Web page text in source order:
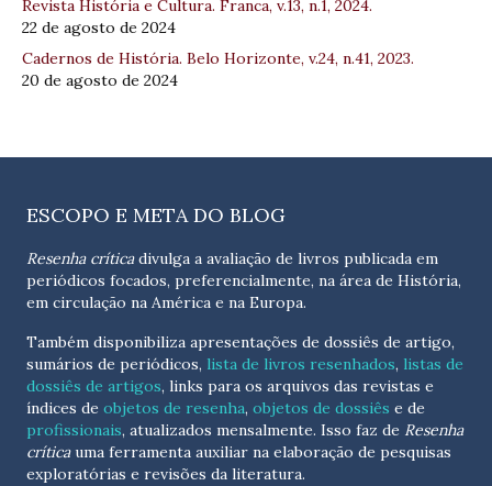
Revista História e Cultura. Franca, v.13, n.1, 2024.
22 de agosto de 2024
Cadernos de História. Belo Horizonte, v.24, n.41, 2023.
20 de agosto de 2024
ESCOPO E META DO BLOG
Resenha críticadivulga a avaliação de livros publicada em
periódicos focados, preferencialmente, na área de História,
em circulação na América e na Europa.
Também disponibiliza apresentações de dossiês de artigo,
sumários de periódicos, lista de livros resenhados, listas de
dossiês de artigos, links para os arquivos das revistas e
índices de objetos de resenha, objetos de dossiês e de
profissionais, atualizados mensalmente. Isso faz de Resenha
críticauma ferramenta auxiliar na elaboração de pesquisas
exploratórias e revisões da literatura.